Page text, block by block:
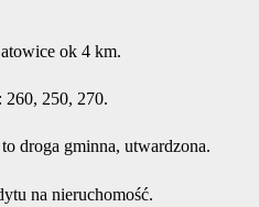
ok 4 km.
260, 250, 270.
droga gminna, utwardzona.
na nieruchomość.